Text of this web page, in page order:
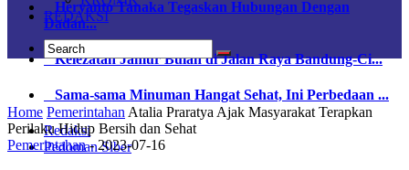
Heryanto Tanaka Tegaskan Hubungan Dengan
Dadan...
Kelezatan Jamur Bulan di Jalan Raya Bandung-Ci...
Sama-sama Minuman Hangat Sehat, Ini Perbedaan ...
Redaksi
Pedoman Siber
REDAKSI
Home Pemerintahan Atalia Praratya Ajak Masyarakat Terapkan
Perilaku Hidup Bersih dan Sehat
Pemerintahan-2023-07-16